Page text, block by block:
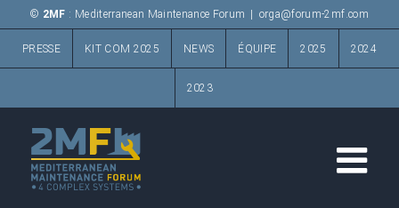
Passer
contenu
© 2MF : Mediterranean Maintenance Forum orga@forum-2mf.com
PRESSE KIT COM 2025 NEWS ÉQUIPE 2025 2024
2023